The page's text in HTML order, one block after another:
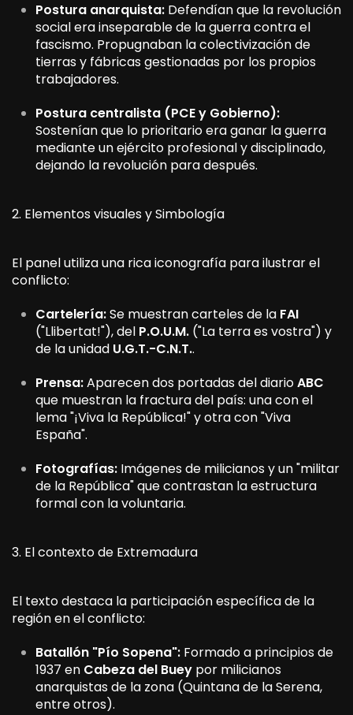
Postura anarquista: Defendían que la revolución
social era inseparable de la guerra contra el
fascismo. Propugnaban la colectivización de
tierras y fábricas gestionadas por los propios
trabajadores.
Postura centralista (PCE y Gobierno):
Sostenían que lo prioritario era ganar la guerra
mediante un ejército profesional y disciplinado,
dejando la revolución para después.
2. Elementos visuales y Simbología
El panel utiliza una rica iconografía para ilustrar el
conflicto:
Cartelería:Se muestran carteles de la FAI
("Llibertat!"), del P.O.U.M. ("La terra es vostra") y
de la unidad U.G.T.-C.N.T..
Prensa:Aparecen dos portadas del diarioABC
que muestran la fractura del país: una con el
lema "¡Viva la República!" y otra con "Viva
España".
Fotografías: Imágenes de milicianos y un "militar
de la República" que contrastan la estructura
formal con la voluntaria.
3. El contexto de Extremadura
El texto destaca la participación específica de la
región en el conflicto:
Batallón "Pío Sopena": Formado a principios de
1937 en Cabeza del Buey por milicianos
anarquistas de la zona (Quintana de la Serena,
entre otros).